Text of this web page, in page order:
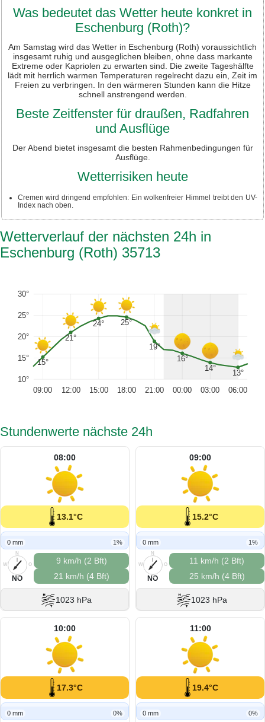
Was bedeutet das Wetter heute konkret in
Eschenburg (Roth)?
Am Samstag wird das Wetter in Eschenburg (Roth) voraussichtlich
insgesamt ruhig und ausgeglichen bleiben, ohne dass markante
Extreme oder Kapriolen zu erwarten sind. Die zweite Tageshälfte
lädt mit herrlich warmen Temperaturen regelrecht dazu ein, Zeit im
Freien zu verbringen. In den wärmeren Stunden kann die Hitze
schnell anstrengend werden.
Beste Zeitfenster für draußen, Radfahren
und Ausflüge
Der Abend bietet insgesamt die besten Rahmenbedingungen für
Ausflüge.
Wetterrisiken heute
Cremen wird dringend empfohlen: Ein wolkenfreier Himmel treibt den UV-
Index nach oben.
Wetterverlauf der nächsten 24h in
Eschenburg (Roth) 35713
10°
15°
20°
25°
30°
15°
21°
24° 25°
19°
16°
14°
13°
09:00 12:00 15:00 18:00 21:00 00:00 03:00 06:00
Stundenwerte nächste 24h
08:00
13.1°C
0 mm 1%
N
O
S
W
NO
9 km/h (2 Bft)
21 km/h (4 Bft)
1023 hPa
09:00
15.2°C
0 mm 1%
N
O
S
W
NO
11 km/h (2 Bft)
25 km/h (4 Bft)
1023 hPa
10:00
17.3°C
0 mm 0%
11:00
19.4°C
0 mm 0%